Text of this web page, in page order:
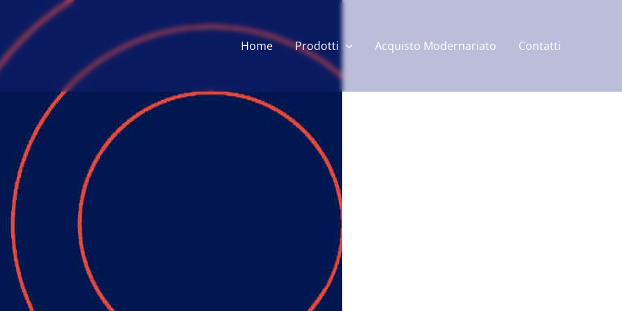
Home Prodotti Acquisto Modernariato Contatti